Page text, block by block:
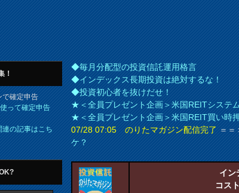
◆毎月分配型の投資信託運用格言
◆インデックス長期投資は絶対するな！
◆投資初心者を抜けだせ！
★＜全員プレゼント企画＞米国REITシステ
★＜全員プレゼント企画＞米国REIT買い時
07/28 07:05 のりたマガジン配信完了＝＝
ケ？
イン
コス
！
で確定申告
って確定申告
連の記事はこち